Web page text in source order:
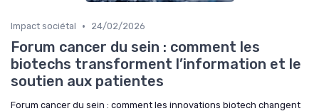
Impact sociétal • 24/02/2026
Forum cancer du sein : comment les
biotechs transforment l’information et le
soutien aux patientes
Forum cancer du sein : comment les innovations biotech changent